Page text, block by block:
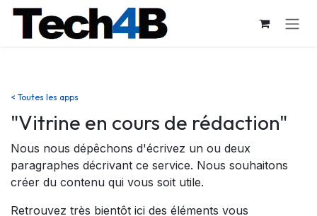
Se rendre au contenu
< Toutes les apps
"Vitrine en cours de rédaction"
Nous nous dépêchons d'écrivez un ou deux
paragraphes décrivant ce service. Nous souhaitons
créer du contenu qui vous soit utile.
Retrouvez très bientôt ici des éléments vous